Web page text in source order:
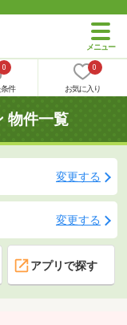
0
件
0
お気に入り
物件一覧
変更する
変更する
アプリで探す